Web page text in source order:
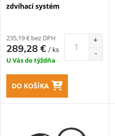
o
d
u
r
o
d
u
k
zdvíhací systém
235,19 € bez DPH
289,28 €/ ks
U Vás do týždňa
DO KOŠÍKA